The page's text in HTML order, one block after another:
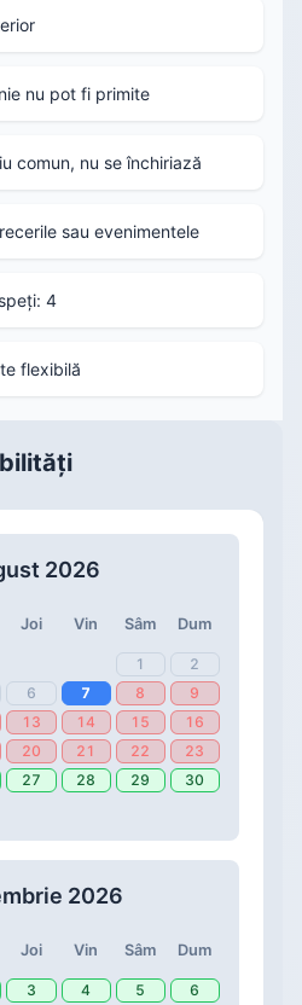
nu pot fi primite
comun, nu se închiriază
sau evenimentele
4
flexibilă
2026
Joi Vin Sâm Dum
1
2
6 7 8
9
13 14 15
16
20 21 22
23
27 28 29
30
2026
Joi Vin Sâm Dum
3 4 5
6